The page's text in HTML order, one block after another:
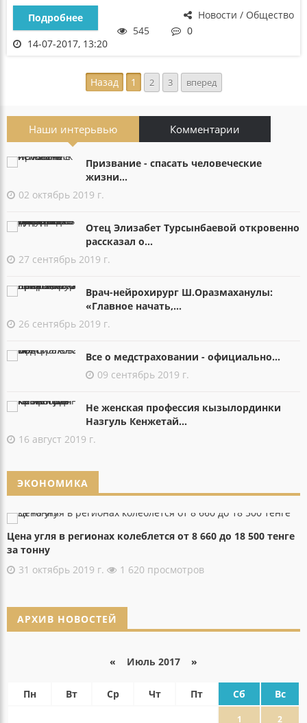
Новости / Общество
Подробнее
545
0
14-07-2017, 13:20
Назад 1 2 3 вперед
Наши интерьвью Комментарии
Призвание - спасать человеческие
жизни...
02 октябрь 2019 г.
Отец Элизабет Турсынбаевой откровенно
рассказал о...
27 сентябрь 2019 г.
Врач-нейрохирург Ш.Оразмаханулы:
«Главное начать,...
26 сентябрь 2019 г.
Все о медстраховании - официально...
09 сентябрь 2019 г.
Не женская профессия кызылординки
Назгуль Кенжетай...
16 август 2019 г.
ЭКОНОМИКА
Цена угля в регионах колеблется от 8 660 до 18 500 тенге
за тонну
31 октябрь 2019 г.
1 620 просмотров
АРХИВ НОВОСТЕЙ
« Июль 2017 »
Пн Вт Ср Чт Пт Сб Вс
1 2